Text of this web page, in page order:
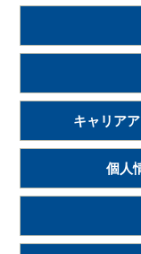
キャリア
個人